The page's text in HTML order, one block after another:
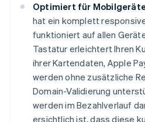
Optimiert für
hat ein komplett
funktioniert auf allen
Tastatur erleichtert Ihren
ihrer Kartendaten, Apple
werden ohne zusätzliche
Domain-Validierung
werden im Bezahlverlauf
ersichtlich ist, dass diese